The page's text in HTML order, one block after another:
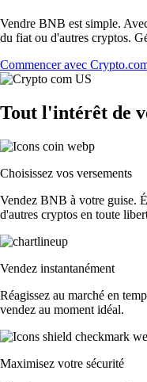
Vendre BNB est simple.
du fiat ou d'autres cryptos.
Commencer avec
Tout l'intérêt de
Choisissez vos versements
Vendez BNB à votre guise.
d'autres cryptos en toute
Vendez instantanément
Réagissez au marché en
vendez au moment idéal.
Maximisez votre sécurité